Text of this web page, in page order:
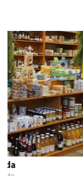
Elizondo taberna
Previous